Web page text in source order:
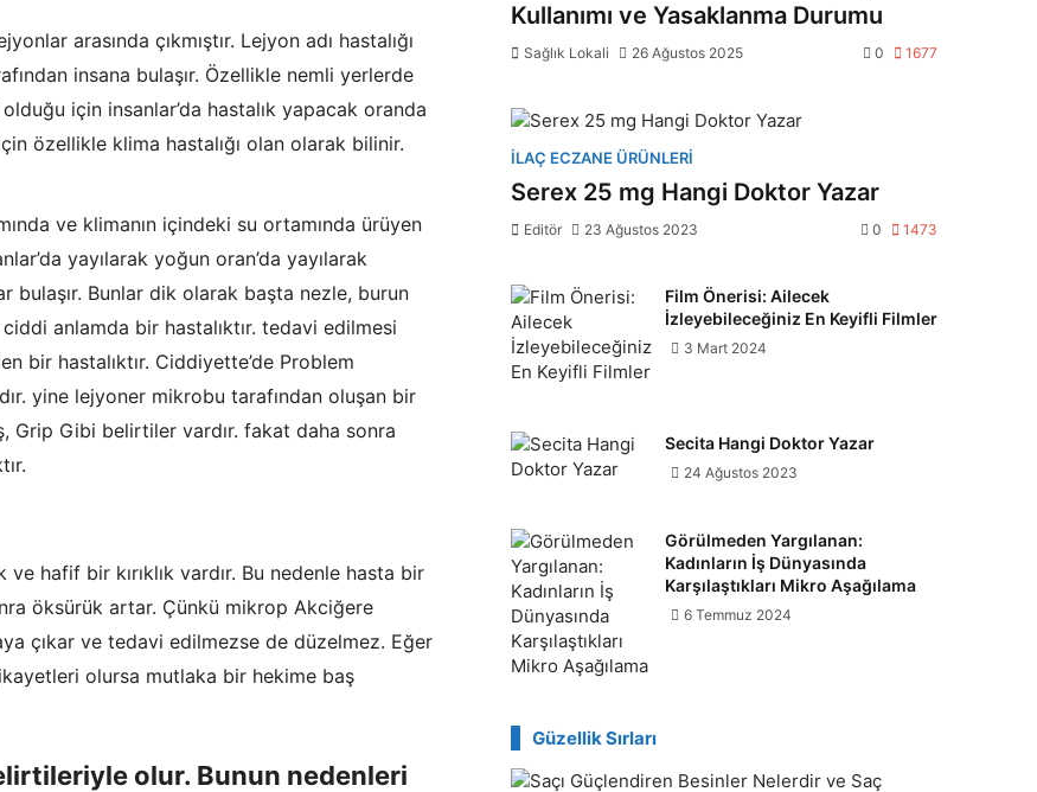
arasında çıkmıştır. Lejyon adı hastalığı
insana bulaşır. Özellikle nemli yerlerde
için insanlar’da hastalık yapacak oranda
özellikle klima hastalığı olan olarak bilinir.
ve klimanın içindeki su ortamında ürüyen
yayılarak yoğun oran’da yayılarak
bulaşır. Bunlar dik olarak başta nezle, burun
anlamda bir hastalıktır. tedavi edilmesi
bir hastalıktır. Ciddiyette’de Problem
yine lejyoner mikrobu tarafından oluşan bir
Grip Gibi belirtiler vardır. fakat daha sonra
hafif bir kırıklık vardır. Bu nedenle hasta bir
öksürük artar. Çünkü mikrop Akciğere
çıkar ve tedavi edilmezse de düzelmez. Eğer
olursa mutlaka bir hekime baş
olur. Bunun nedenleri
Kullanımı ve Yasaklanma Durumu
Sağlık Lokali 26 Ağustos 2025 0 1677
İLAÇ ECZANE ÜRÜNLERI
Serex 25 mg Hangi Doktor Yazar
Editör 23 Ağustos 2023 0 1473
Film Önerisi: Ailecek
İzleyebileceğiniz En Keyifli Filmler
3 Mart 2024
Secita Hangi Doktor Yazar
24 Ağustos 2023
Görülmeden Yargılanan:
Kadınların İş Dünyasında
Karşılaştıkları Mikro Aşağılama
6 Temmuz 2024
Güzellik Sırları